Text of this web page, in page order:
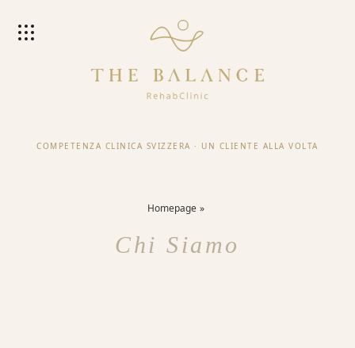
COMPETENZA CLINICA SVIZZERA · UN CLIENTE ALLA VOLTA
Homepage
Chi Siamo